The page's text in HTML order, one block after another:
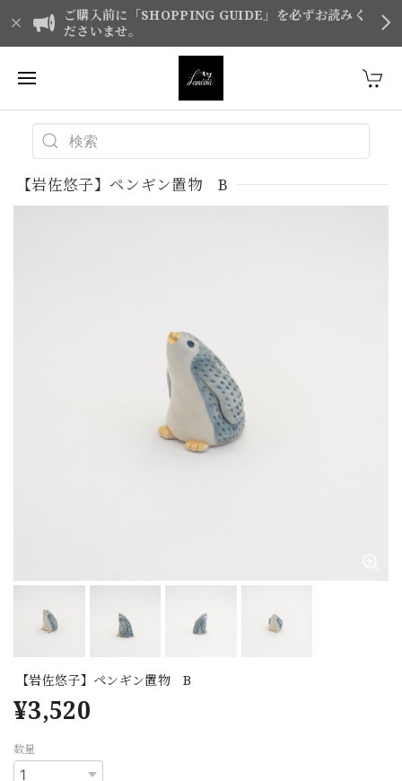
ご購入前に「SHOPPING GUIDE」を必ずお読みく
ださいませ。
【岩佐悠子】ペンギン置物 B
【岩佐悠子】ペンギン置物 B
¥3,520
数量